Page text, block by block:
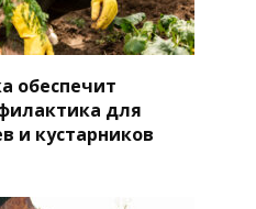
обеспечит
для
и кустарников